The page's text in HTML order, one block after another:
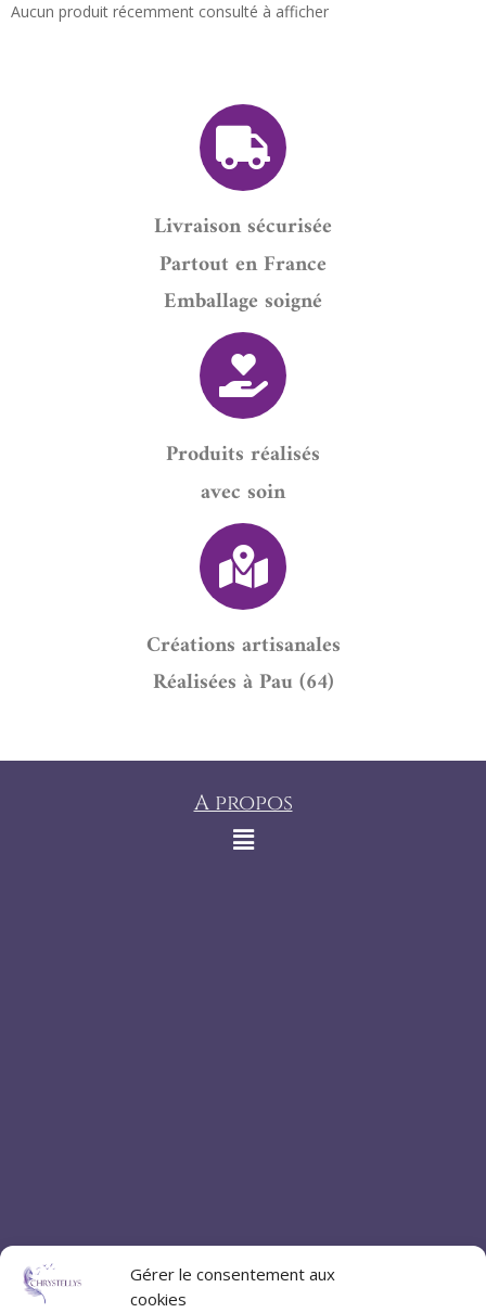
Gérer le consentement aux
cookies
Aucun produit récemment consulté à afficher
Livraison sécurisée
Partout en France
Emballage soigné
Produits réalisés
avec soin
Créations artisanales
Réalisées à Pau (64)
A propos